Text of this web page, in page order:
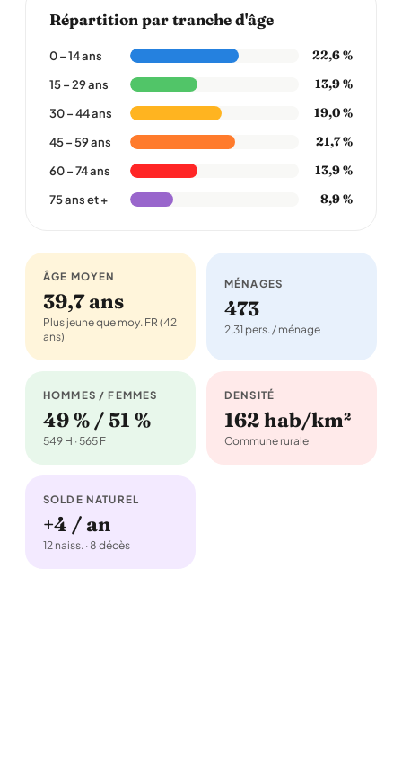
Répartition par tranche d'âge
0 – 14 ans 22,6 %
15 – 29 ans 13,9 %
30 – 44 ans 19,0 %
45 – 59 ans 21,7 %
60 – 74 ans 13,9 %
75 ans et + 8,9 %
ÂGE MOYEN
39,7 ans
Plus jeune que moy. FR (42
ans)
MÉNAGES
473
2,31 pers. / ménage
HOMMES / FEMMES
49 % / 51 %
549 H · 565 F
DENSITÉ
162 hab/km²
Commune rurale
SOLDE NATUREL
+4 / an
12 naiss. · 8 décès